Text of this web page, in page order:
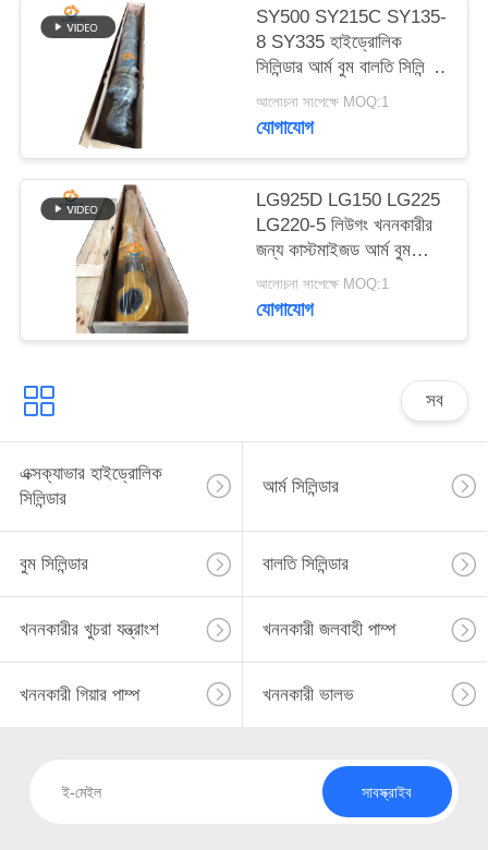
SY500 SY215C SY135-
8 SY335 হাইড্রোলিক
সিলিন্ডার আর্ম বুম বালতি সিলিন্ডার
খননকারীর উপর
আলোচনা সাপেক্ষে MOQ:1
যোগাযোগ
LG925D LG150 LG225
LG220-5 লিউগং খননকারীর
জন্য কাস্টমাইজড আর্ম বুম
বালতি হাইড্রোলিক সিলিন্ডার
আলোচনা সাপেক্ষে MOQ:1
যোগাযোগ
সব
এক্সক্যাভার হাইড্রোলিক
সিলিন্ডার
আর্ম সিলিন্ডার
বুম সিলিন্ডার বালতি সিলিন্ডার
খননকারীর খুচরা যন্ত্রাংশ খননকারী জলবাহী পাম্প
খননকারী গিয়ার পাম্প খননকারী ভালভ
সাবস্ক্রাইব